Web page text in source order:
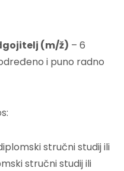
(m/ž) – 6
i puno radno
stručni studij ili
stručni studij ili